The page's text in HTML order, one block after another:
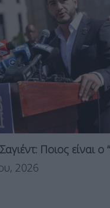
Ποιος είναι ο
2026